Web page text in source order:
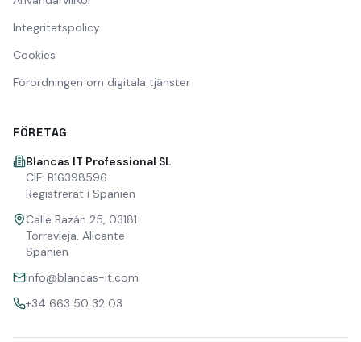
Integritetspolicy
Cookies
Förordningen om digitala tjänster
FÖRETAG
Blancas IT Professional SL
CIF: B16398596
Registrerat i Spanien
Calle Bazán 25, 03181
Torrevieja, Alicante
Spanien
info@blancas-it.com
+34 663 50 32 03